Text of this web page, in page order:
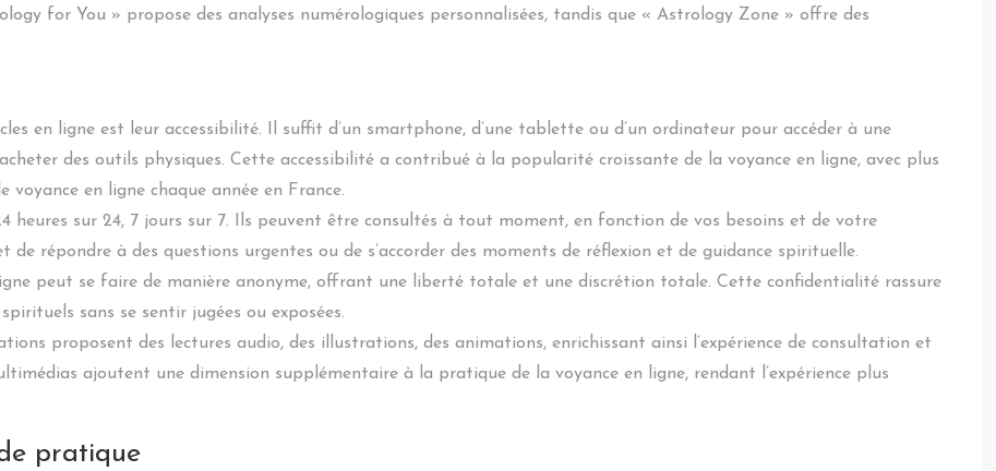
for You » propose des analyses numérologiques personnalisées, tandis que « Astrology Zone » offre des
en ligne est leur accessibilité. Il suffit d’un smartphone, d’une tablette ou d’un ordinateur pour accéder à une
des outils physiques. Cette accessibilité a contribué à la popularité croissante de la voyance en ligne, avec plus
voyance en ligne chaque année en France.
heures sur 24, 7 jours sur 7. Ils peuvent être consultés à tout moment, en fonction de vos besoins et de votre
répondre à des questions urgentes ou de s’accorder des moments de réflexion et de guidance spirituelle.
peut se faire de manière anonyme, offrant une liberté totale et une discrétion totale. Cette confidentialité rassure
sans se sentir jugées ou exposées.
proposent des lectures audio, des illustrations, des animations, enrichissant ainsi l’expérience de consultation et
ajoutent une dimension supplémentaire à la pratique de la voyance en ligne, rendant l’expérience plus
pratique